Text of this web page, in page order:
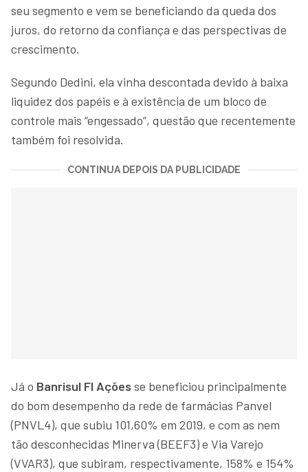
seu segmento e vem se beneficiando da queda dos
juros, do retorno da confiança e das perspectivas de
crescimento.
Segundo Dedini, ela vinha descontada devido à baixa
liquidez dos papéis e à existência de um bloco de
controle mais “engessado”, questão que recentemente
também foi resolvida.
CONTINUA DEPOIS DA PUBLICIDADE
Já o Banrisul FI Ações se beneficiou principalmente
do bom desempenho da rede de farmácias Panvel
(PNVL4), que subiu 101,60% em 2019, e com as nem
tão desconhecidas Minerva (BEEF3) e Via Varejo
(VVAR3), que subiram, respectivamente, 158% e 154%